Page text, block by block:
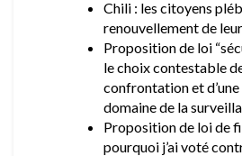
Chili : les citoyens
renouvellement de
Proposition de loi
le choix contestable
confrontation et
domaine de la
Proposition de loi de
pourquoi j’ai voté